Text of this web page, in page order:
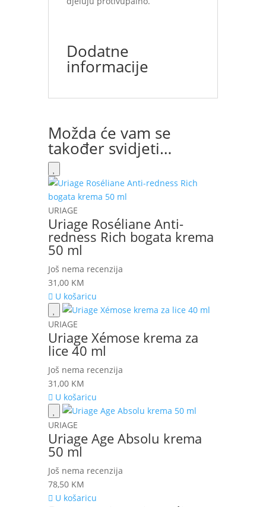
Dodatne
informacije
Možda će vam se
također svidjeti…
URIAGE
Uriage Roséliane Anti-
redness Rich bogata krema
50 ml
Još nema recenzija
31,00 KM
U košaricu
URIAGE
Uriage Xémose krema za
lice 40 ml
Još nema recenzija
31,00 KM
U košaricu
URIAGE
Uriage Age Absolu krema
50 ml
Još nema recenzija
78,50 KM
U košaricu